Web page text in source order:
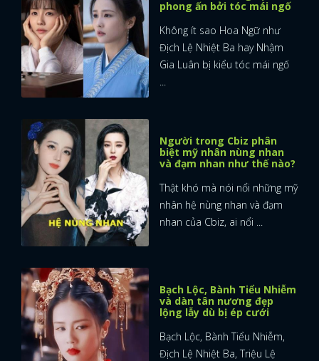
FACEBOOK GOOGLE
phong ấn bởi tóc mái ngố
Không ít sao Hoa Ngữ như
Địch Lệ Nhiệt Ba hay Nhậm
Gia Luân bị kiểu tóc mái ngố
Người trong Cbiz phân
biệt mỹ nhân nùng nhan
và đạm nhan như thế nào?
Thật khó mà nói nổi những mỹ
nhân hệ nùng nhan và đạm
nhan của Cbiz, ai nổi ...
Bạch Lộc, Bành Tiểu Nhiễm
và dàn tân nương đẹp
lộng lẫy dù bị ép cưới
Bạch Lộc, Bành Tiểu Nhiễm,
Địch Lệ Nhiệt Ba, Triệu Lệ